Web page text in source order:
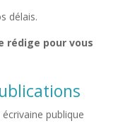
délais.
rédige pour vous
publique